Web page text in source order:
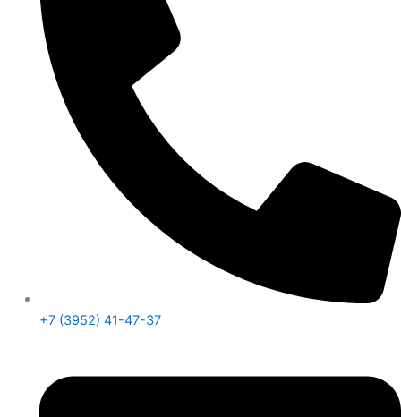
+7 (3952) 41-47-37